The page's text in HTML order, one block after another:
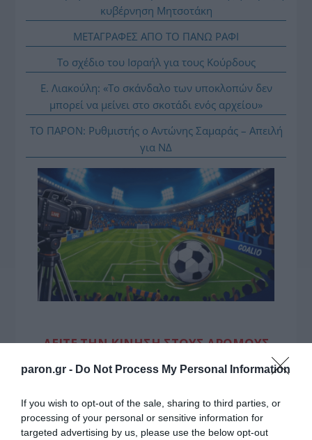
paron.gr - Do Not Process My Personal Information
If you wish to opt-out of the sale, sharing to third parties, or
processing of your personal or sensitive information for
targeted advertising by us, please use the below opt-out
κυβέρνηση Μητσοτάκη
ΜΕΤΑΓΡΑΦΕΣ ΑΠΟ ΤΟ ΠΑΝΩ ΡΑΦΙ
Το σχέδιο του Ισραήλ για τους Κούρδους
Ε. Λιακούλη: «Το σκάνδαλο των υποκλοπών δεν
μπορεί να μείνει στο σκοτάδι ενός αρχείου»
ΤΟ ΠΑΡΟΝ: Ρυθμιστής ο Αντώνης Σαμαράς – Απειλή
για ΝΔ
ΔΕΙΤΕ ΤΗΝ ΚΙΝΗΣΗ ΣΤΟΥΣ ΔΡΌΜΟΥΣ